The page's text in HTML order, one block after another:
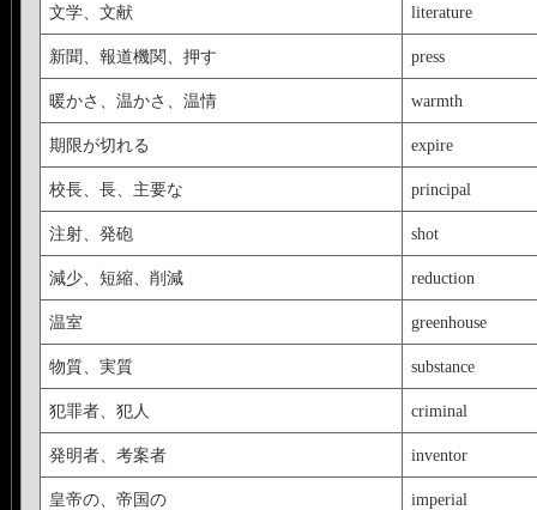
文学、文献 literature
新聞、報道機関、押す press
暖かさ、温かさ、温情 warmth
期限が切れる expire
校長、長、主要な principal
注射、発砲 shot
減少、短縮、削減 reduction
温室 greenhouse
物質、実質 substance
犯罪者、犯人 criminal
発明者、考案者 inventor
皇帝の、帝国の imperial